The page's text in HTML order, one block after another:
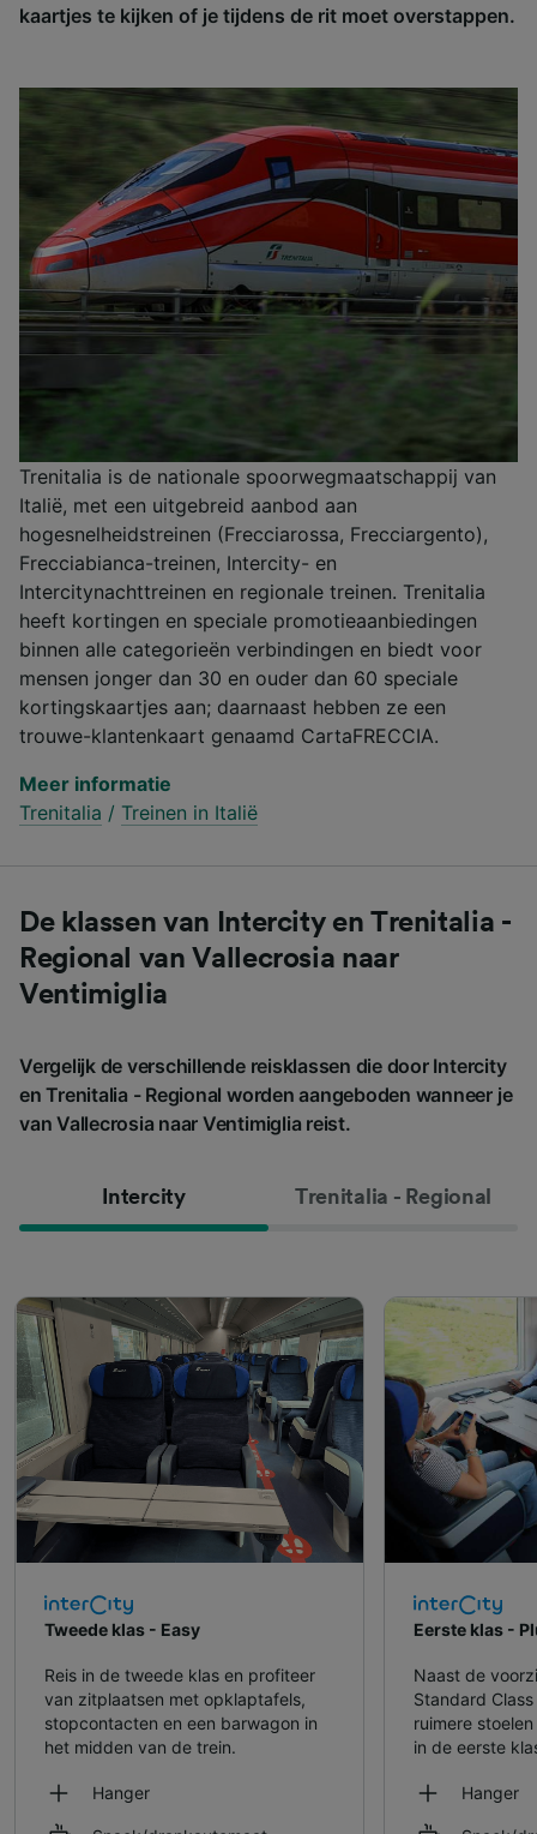
kaartjes te kijken of je tijdens de rit moet overstappen.
Trenitalia is de nationale spoorwegmaatschappij van
Italië, met een uitgebreid aanbod aan
hogesnelheidstreinen (Frecciarossa, Frecciargento),
Frecciabianca-treinen, Intercity- en
Intercitynachttreinen en regionale treinen. Trenitalia
heeft kortingen en speciale promotieaanbiedingen
binnen alle categorieën verbindingen en biedt voor
mensen jonger dan 30 en ouder dan 60 speciale
kortingskaartjes aan; daarnaast hebben ze een
trouwe-klantenkaart genaamd CartaFRECCIA.
Meer informatie
Trenitalia / Treinen in Italië
De klassen van Intercity en Trenitalia -
Regional van Vallecrosia naar
Ventimiglia
Vergelijk de verschillende reisklassen die door Intercity
en Trenitalia - Regional worden aangeboden wanneer je
van Vallecrosia naar Ventimiglia reist.
Intercity Trenitalia - Regional
Tweede klas - Easy
Reis in de tweede klas en profiteer
van zitplaatsen met opklaptafels,
stopcontacten en een barwagon in
het midden van de trein.
Hanger
Eerste klas -
Naast de
Standard
ruimere
in de eerste
Hanger